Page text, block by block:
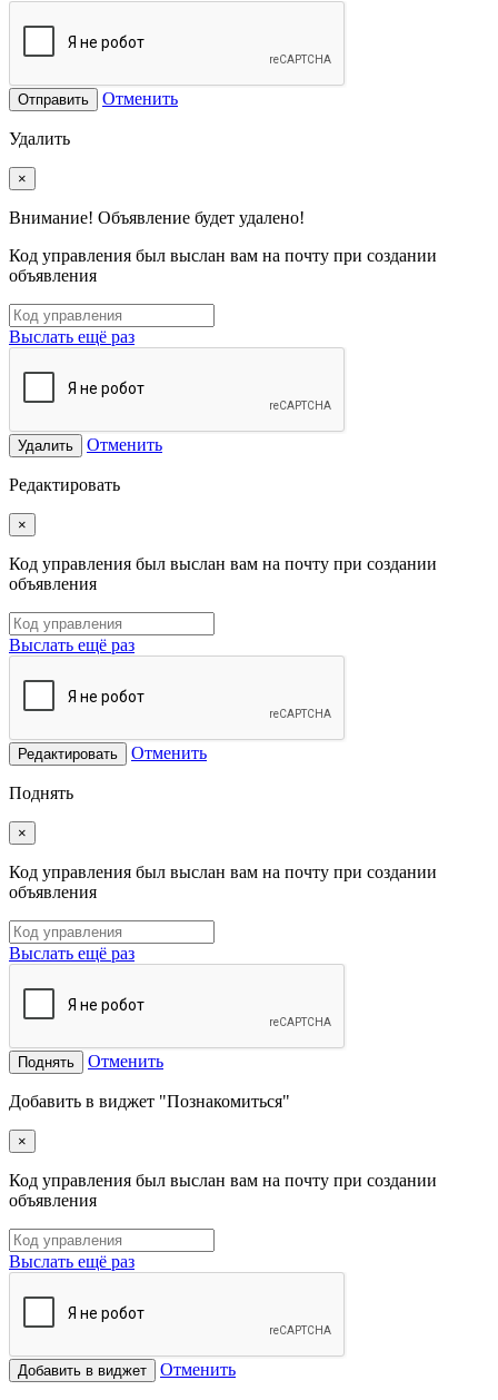
Отправить Отменить
Удалить
×
Внимание! Объявление будет удалено!
Код управления был выслан вам на почту при создании
объявления
Выслать ещё раз
Удалить Отменить
Редактировать
×
Код управления был выслан вам на почту при создании
объявления
Выслать ещё раз
Редактировать Отменить
Поднять
×
Код управления был выслан вам на почту при создании
объявления
Выслать ещё раз
Поднять Отменить
Добавить в виджет "Познакомиться"
×
Код управления был выслан вам на почту при создании
объявления
Выслать ещё раз
Добавить в виджет Отменить